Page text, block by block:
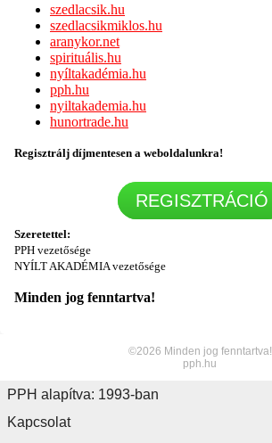
szedlacsik.hu
szedlacsikmiklos.hu
aranykor.net
spirituális.hu
nyíltakadémia.hu
pph.hu
nyiltakademia.hu
hunortrade.hu
Regisztrálj díjmentesen a weboldalunkra!
REGISZTRÁCIÓ
Szeretettel:
PPH vezetősége
NYÍLT AKADÉMIA vezetősége
Minden jog fenntartva!
©2026 Minden jog fenntartva!
pph.hu
PPH alapítva: 1993-ban
Kapcsolat